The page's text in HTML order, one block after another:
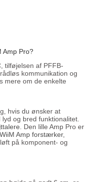
Amp Pro?
tilføjelsen af PFFB-
kommunikation og
mere om de enkelte
hvis du ønsker at
og bred funktionalitet.
. Den lille Amp Pro er
WiiM Amp forstærker,
på komponent- og